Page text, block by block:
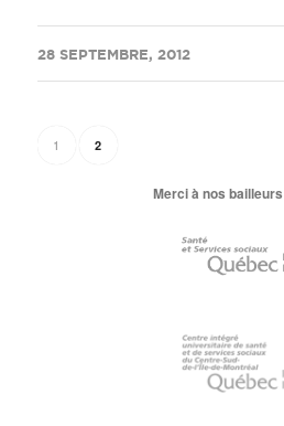
28 SEPTEMBRE, 2012
/
1 2
Merci à nos